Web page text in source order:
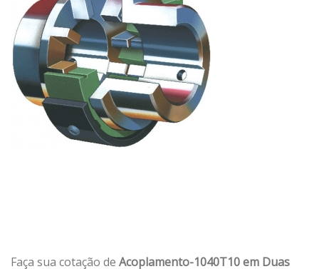
Faça sua cotação de Acoplamento-1040T10 em Duas